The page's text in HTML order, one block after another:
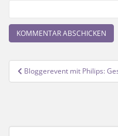
Bloggerevent mit Philips: